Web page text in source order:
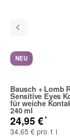
NEU
Bausch + Lomb
Sensitive Eyes
für weiche
240 ml
24,95 €*
34,65 € pro 1 l